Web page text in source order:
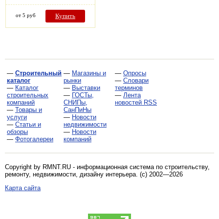
от 5 руб Купить
— Строительный
каталог
— Каталог
строительных
компаний
— Товары и
услуги
— Статьи и
обзоры
— Фотогалереи
— Магазины и
рынки
— Выставки
— ГОСТы,
СНИПы,
СанПиНы
— Новости
недвижимости
— Новости
компаний
— Опросы
— Словари
терминов
— Лента
новостей RSS
Copyright by RMNT.RU - информационная система по строительству,
ремонту, недвижимости, дизайну интерьера. (c) 2002—2026
Карта сайта